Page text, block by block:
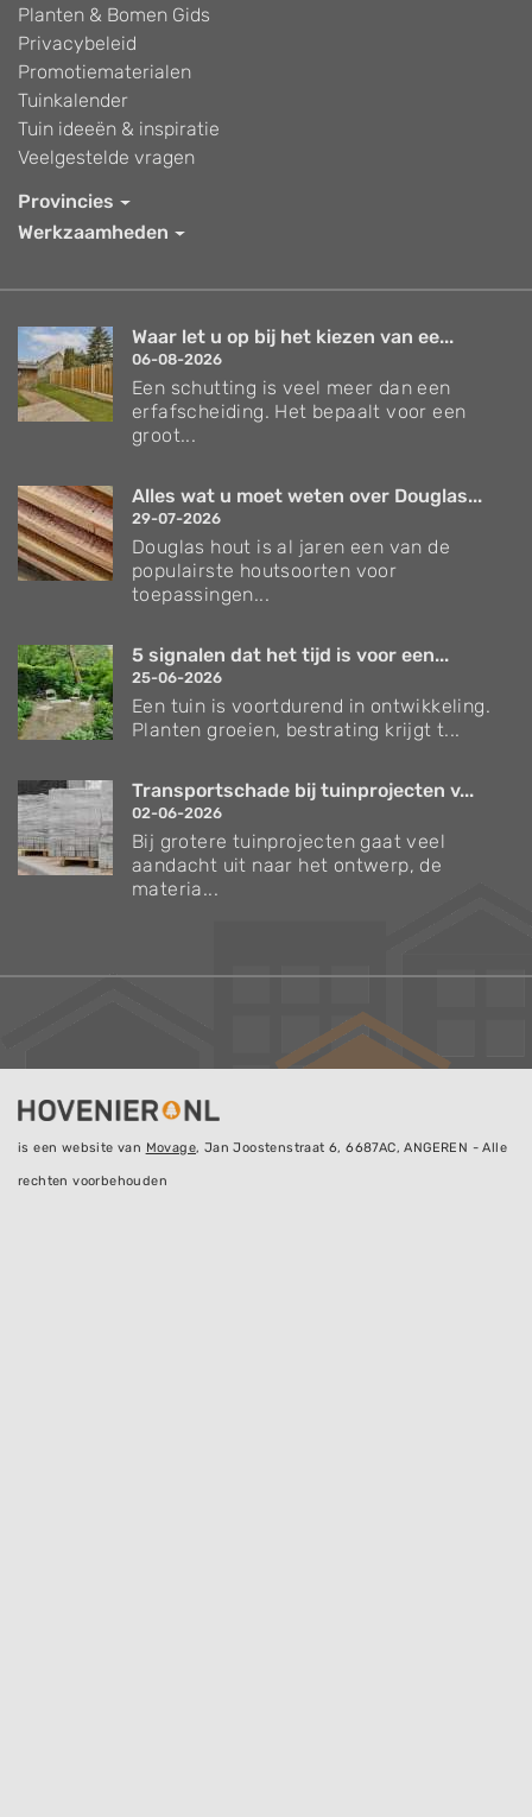
Planten & Bomen Gids
Privacybeleid
Promotiematerialen
Tuinkalender
Tuin ideeën & inspiratie
Veelgestelde vragen
Provincies
Werkzaamheden
Waar let u op bij het kiezen van ee...
06-08-2026
Een schutting is veel meer dan een
erfafscheiding. Het bepaalt voor een
groot...
Alles wat u moet weten over Douglas...
29-07-2026
Douglas hout is al jaren een van de
populairste houtsoorten voor
toepassingen...
5 signalen dat het tijd is voor een...
25-06-2026
Een tuin is voortdurend in ontwikkeling.
Planten groeien, bestrating krijgt t...
Transportschade bij tuinprojecten v...
02-06-2026
Bij grotere tuinprojecten gaat veel
aandacht uit naar het ontwerp, de
materia...
is een website van Movage, Jan Joostenstraat 6, 6687AC, ANGEREN - Alle
rechten voorbehouden